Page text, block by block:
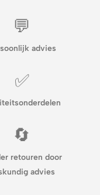
💬
advies
✅
🔄
retouren door
advies